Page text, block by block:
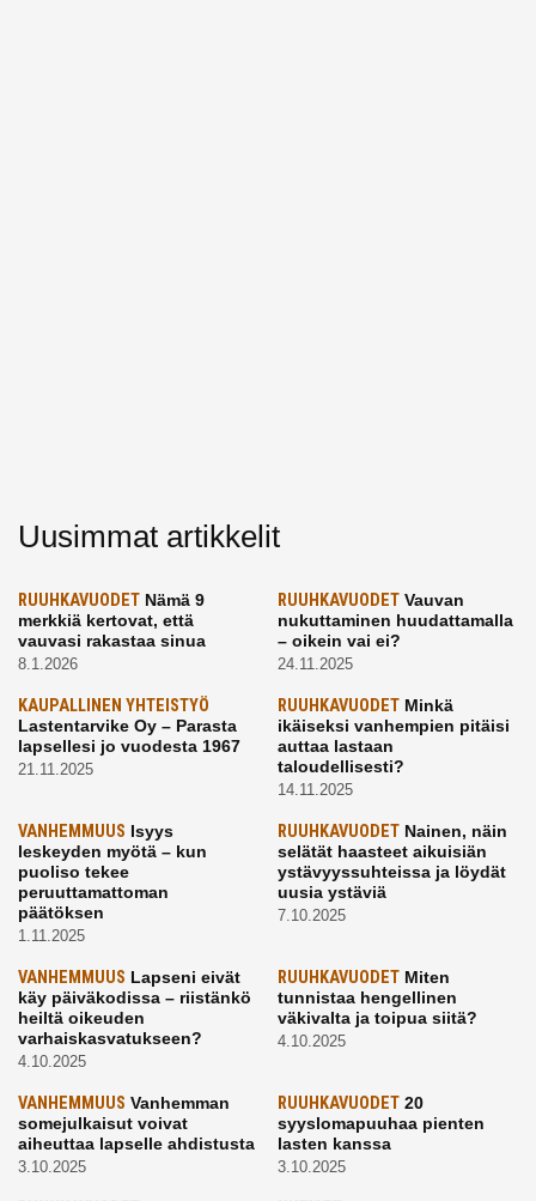
Uusimmat artikkelit
RUUHKAVUODET Nämä 9
merkkiä kertovat, että
vauvasi rakastaa sinua
8.1.2026
RUUHKAVUODETVauvan
nukuttaminen huudattamalla
– oikein vai ei?
24.11.2025
KAUPALLINEN YHTEISTYÖ
Lastentarvike Oy – Parasta
lapsellesi jo vuodesta 1967
21.11.2025
RUUHKAVUODETMinkä
ikäiseksi vanhempien pitäisi
auttaa lastaan
taloudellisesti?
14.11.2025
VANHEMMUUS Isyys
leskeyden myötä – kun
puoliso tekee
peruuttamattoman
päätöksen
1.11.2025
RUUHKAVUODETNainen, näin
selätät haasteet aikuisiän
ystävyyssuhteissa ja löydät
uusia ystäviä
7.10.2025
VANHEMMUUS Lapseni eivät
käy päiväkodissa – riistänkö
heiltä oikeuden
varhaiskasvatukseen?
4.10.2025
RUUHKAVUODETMiten
tunnistaa hengellinen
väkivalta ja toipua siitä?
4.10.2025
VANHEMMUUS Vanhemman
somejulkaisut voivat
aiheuttaa lapselle ahdistusta
3.10.2025
RUUHKAVUODET20
syyslomapuuhaa pienten
lasten kanssa
3.10.2025